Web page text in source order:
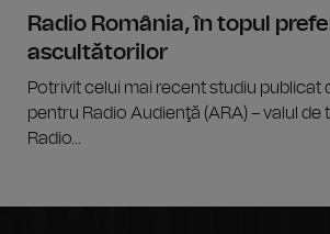
Radio România, în topul
ascultătorilor
Potrivit celui mai recent studiu publicat
pentru Radio Audienţă (ARA) – valul de
Radio...